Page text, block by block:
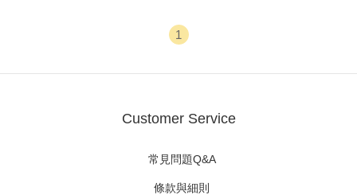
1
Customer Service
常見問題Q&A
條款與細則